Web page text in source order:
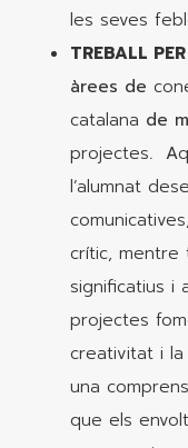
les seves
TREBALL
àrees de
catalana de
projectes. A
l’alumnat
crític, mentre
significatius i
projectes
creativitat i
una
que els